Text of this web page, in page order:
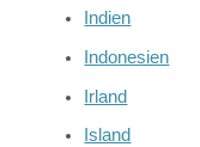
Indien
Indonesien
Irland
Island